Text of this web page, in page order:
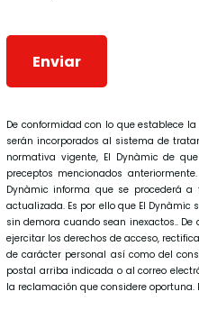
De conformidad con lo que establece
serán incorporados al sistema de
normativa vigente, El Dynàmic de
preceptos mencionados
Dynàmic informa que se procederá
actualizada. Es por ello que El
sin demora cuando sean inexactos..
ejercitar los derechos de acceso,
de carácter personal así como del
postal arriba indicada o al correo
la reclamación que considere